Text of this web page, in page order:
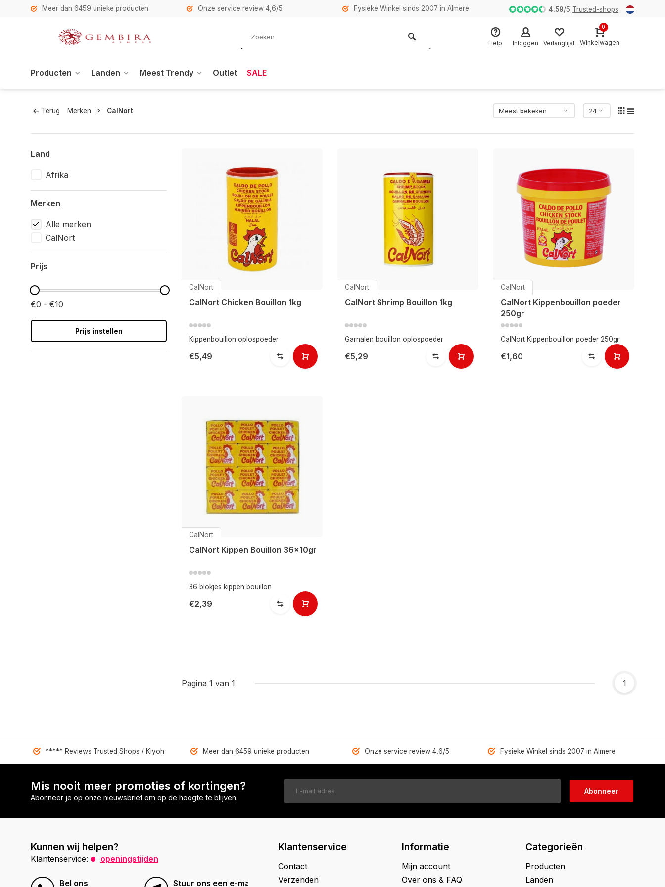
Meer dan 6459 unieke producten Onze service review 4,6/5 Fysieke Winkel sinds 2007 in Almere 4.59/5 Trusted-shops
Help Inloggen Verlanglijst
0
Winkelwagen
Producten Landen Meest Trendy Outlet SALE
Terug Merken CalNort
Land
Afrika
Merken
Alle merken
CalNort
Prijs
€0 - €10
Prijs instellen
CalNort
CalNort Chicken Bouillon 1kg
Kippenbouillon oplospoeder
€5,49
CalNort
CalNort Shrimp Bouillon 1kg
Garnalen bouillon oplospoeder
€5,29
CalNort
CalNort Kippenbouillon poeder
250gr
CalNort Kippenbouillon poeder 250gr
€1,60
CalNort
CalNort Kippen Bouillon 36x10gr
36 blokjes kippen bouillon
€2,39
Pagina 1 van 1 1
***** Reviews Trusted Shops / Kiyoh Meer dan 6459 unieke producten Onze service review 4,6/5 Fysieke Winkel sinds 2007 in Almere
Mis nooit meer promoties of kortingen?
Abonneer je op onze nieuwsbrief om op de hoogte te blijven.
Abonneer
Kunnen wij helpen?
Klantenservice: openingstijden
Bel ons Stuur ons een e-mail
Klantenservice
Contact
Verzenden
Informatie
Mijn account
Over ons & FAQ
Categorieën
Producten
Landen